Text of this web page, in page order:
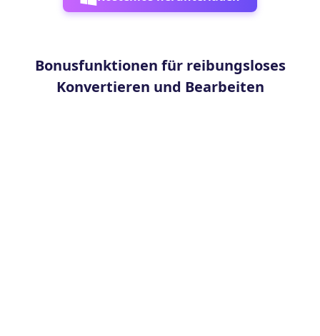
Bonusfunktionen für reibungsloses
Konvertieren und Bearbeiten